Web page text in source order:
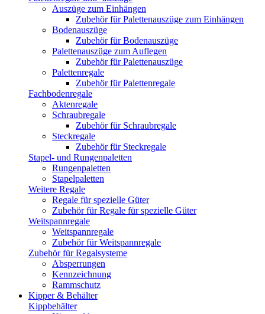
Auszüge zum Einhängen
Zubehör für Palettenauszüge zum Einhängen
Bodenauszüge
Zubehör für Bodenauszüge
Palettenauszüge zum Auflegen
Zubehör für Palettenauszüge
Palettenregale
Zubehör für Palettenregale
Fachbodenregale
Aktenregale
Schraubregale
Zubehör für Schraubregale
Steckregale
Zubehör für Steckregale
Stapel- und Rungenpaletten
Rungenpaletten
Stapelpaletten
Weitere Regale
Regale für spezielle Güter
Zubehör für Regale für spezielle Güter
Weitspannregale
Weitspannregale
Zubehör für Weitspannregale
Zubehör für Regalsysteme
Absperrungen
Kennzeichnung
Rammschutz
Kipper & Behälter
Kippbehälter